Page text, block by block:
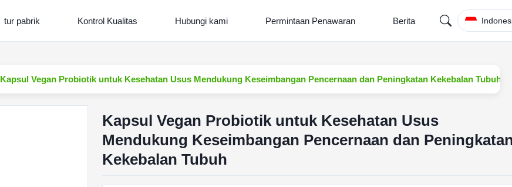
tur pabrik Kontrol Kualitas Hubungi kami Permintaan Penawaran Berita
Kapsul Vegan Probiotik untuk Kesehatan Usus Mendukung Keseimbangan Pencernaan dan Peningkatan Kekebalan Tubuh
Kapsul Vegan Probiotik untuk Kesehatan Usus
Mendukung Keseimbangan Pencernaan dan
Kekebalan Tubuh